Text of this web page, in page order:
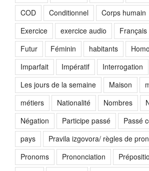
COD
Conditionnel Corps humain
Exercice
exercice audio
Futur
Féminin habitants
Imparfait
Impératif Interrogation
Les jours de la semaine
Maison
métiers
Nationalité Nombres
Négation
Participe passé
Passé
pays
Pravila izgovora/ règles de
Pronoms
Prononciation